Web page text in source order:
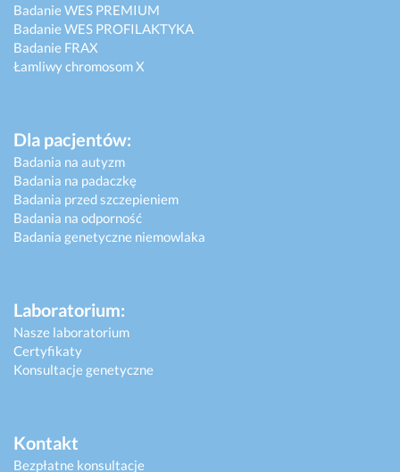
Badanie WES PREMIUM
Badanie WES PROFILAKTYKA
Badanie FRAX
Łamliwy chromosom X
Dla pacjentów:
Badania na autyzm
Badania na padaczkę
Badania przed szczepieniem
Badania na odporność
Badania genetyczne niemowlaka
Laboratorium:
Nasze laboratorium
Certyfikaty
Konsultacje genetyczne
Kontakt
Bezpłatne konsultacje